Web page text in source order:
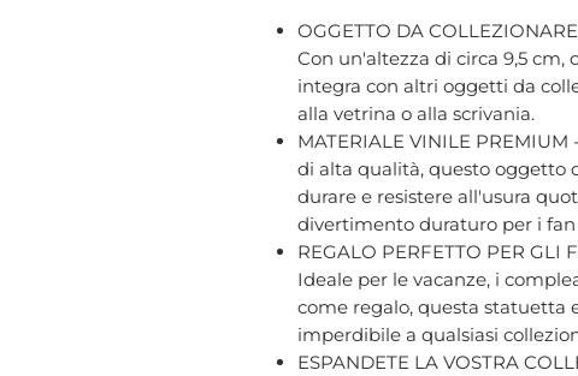
OGGETTO DA
Con un'altezza di circa 9,5
integra con altri oggetti da
alla vetrina o alla scrivania.
MATERIALE VINILE
di alta qualità, questo oggetto
durare e resistere all'usura
divertimento duraturo per i fan
REGALO PERFETTO PER GLI
Ideale per le vacanze, i
come regalo, questa statuetta
imperdibile a qualsiasi
ESPANDETE LA VOSTRA